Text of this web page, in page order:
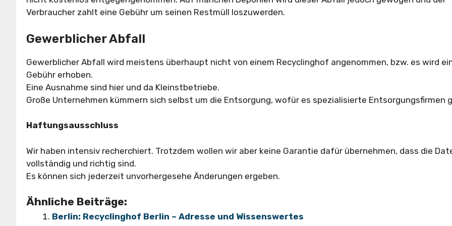
Verbraucher zahlt eine Gebühr um seinen Restmüll loszuwerden.
Gewerblicher Abfall
Gewerblicher Abfall wird meistens überhaupt nicht von einem Recyclinghof angenommen, bzw. es wird
Gebühr erhoben.
Eine Ausnahme sind hier und da Kleinstbetriebe.
Große Unternehmen kümmern sich selbst um die Entsorgung, wofür es spezialisierte Entsorgungsfirmen
Haftungsausschluss
Wir haben intensiv recherchiert. Trotzdem wollen wir aber keine Garantie dafür übernehmen, dass die
vollständig und richtig sind.
Es können sich jederzeit unvorhergesehe Änderungen ergeben.
Ähnliche Beiträge:
Berlin: Recyclinghof Berlin – Adresse und Wissenswertes